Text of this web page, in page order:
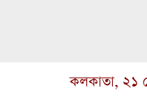
কলকাতা, ২১